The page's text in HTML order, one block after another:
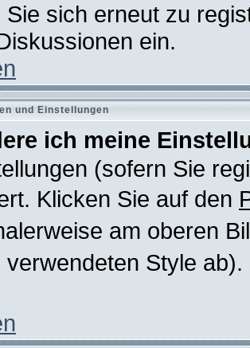
Sie sich erneut zu
ein.
und Einstellungen
ich meine
(sofern Sie
Klicken Sie auf den
am oberen
verwendeten Style